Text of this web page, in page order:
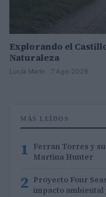
Explorando el
Naturaleza
Lucía Marín · 7 Ago 2026
MÁS LEÍDOS
1 Ferran Torres y
Martina Hunter
2 Proyecto Four
impacto